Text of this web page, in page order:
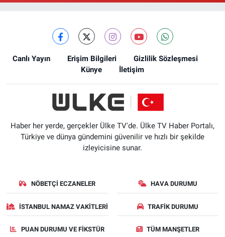
Canlı Yayın Erişim Bilgileri
Gizlilik Sözleşmesi
Künye
İletişim
Haber her yerde, gerçekler Ülke TV'de. Ülke TV Haber Portalı,
Türkiye ve dünya gündemini güvenilir ve hızlı bir şekilde
izleyicisine sunar.
NÖBETÇI ECZANELER HAVA DURUMU
İSTANBUL NAMAZ VAKITLERI TRAFIK DURUMU
PUAN DURUMU VE FIKSTÜR TÜM MANŞETLER